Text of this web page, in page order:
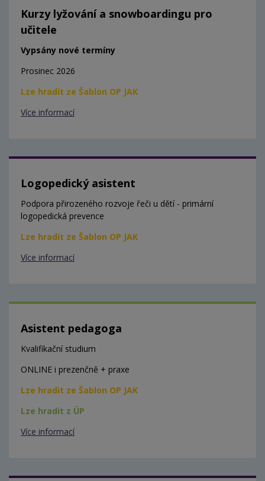
Kurzy lyžování a snowboardingu pro
učitele
Vypsány nové termíny
Prosinec 2026
Lze hradit ze Šablon OP JAK
Více informací
Logopedický asistent
Podpora přirozeného rozvoje řeči u dětí - primární
logopedická prevence
Lze hradit ze Šablon OP JAK
Více informací
Asistent pedagoga
Kvalifikační studium
ONLINE i prezenčně + praxe
Lze hradit ze Šablon OP JAK
Lze hradit z ÚP
Více informací